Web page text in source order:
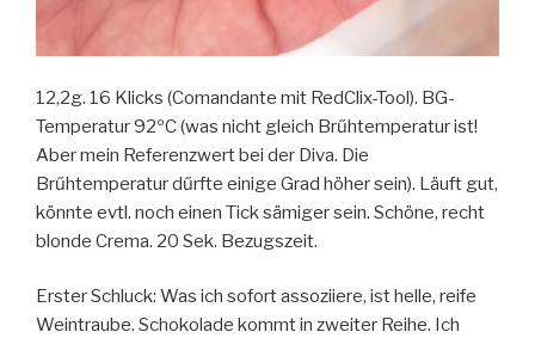
12,2g. 16 Klicks (Comandante mit RedClix-Tool). BG-
Temperatur 92ºC (was nicht gleich Brűhtemperatur ist!
Aber mein Referenzwert bei der Diva. Die
Brűhtemperatur dűrfte einige Grad höher sein). Läuft gut,
könnte evtl. noch einen Tick sämiger sein. Schöne, recht
blonde Crema. 20 Sek. Bezugszeit.
Erster Schluck: Was ich sofort assoziiere, ist helle, reife
Weintraube. Schokolade kommt in zweiter Reihe. Ich